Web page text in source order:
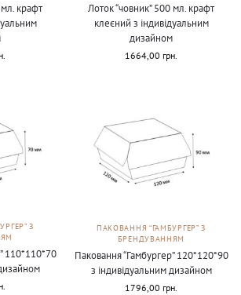
крафт
Лоток “човник” 500 мл. крафт
клеєний з індивідуальним
дизайном
1664,00 грн.
З
110*110*70
ПАКОВАННЯ “ГАМБУРГЕР” З
БРЕНДУВАННЯМ
Паковання “Гамбургер” 120*120*90
з індивідуальним дизайном
1796,00 грн.